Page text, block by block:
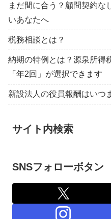
まだ間に合う？顧問契約な
いあなたへ
税務相談とは？
納期の特例とは？源泉所得
「年2回」が選択できます
新設法人の役員報酬はいつ
サイト内検索
SNSフォローボタン